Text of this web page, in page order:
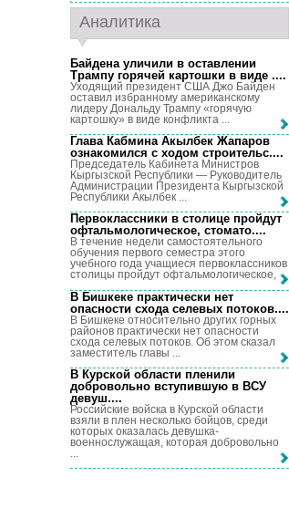
Аналитика
Байдена уличили в оставлении
Трампу горячей картошки в виде ....
Уходящий президент США Джо Байден
оставил избранному американскому
лидеру Дональду Трампу «горячую
картошку» в виде конфликта ...
Глава Кабмина Акылбек Жапаров
ознакомился с ходом строительс....
Председатель Кабинета Министров
Кыргызской Республики — Руководитель
Администрации Президента Кыргызской
Республики Акылбек ...
Первоклассники в столице пройдут
офтальмологическое, стомато....
В течение недели самостоятельного
обучения первого семестра этого
учебного года учащиеся первоклассников
столицы пройдут офтальмологическое, ...
В Бишкеке практически нет
опасности схода селевых потоков....
В Бишкеке относительно других горных
районов практически нет опасности
схода селевых потоков. Об этом сказал
заместитель главы ...
В Курской области пленили
добровольно вступившую в ВСУ
девуш....
Российские войска в Курской области
взяли в плен несколько бойцов, среди
которых оказалась девушка-
военнослужащая, которая добровольно
...